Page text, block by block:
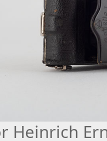
Heinrich